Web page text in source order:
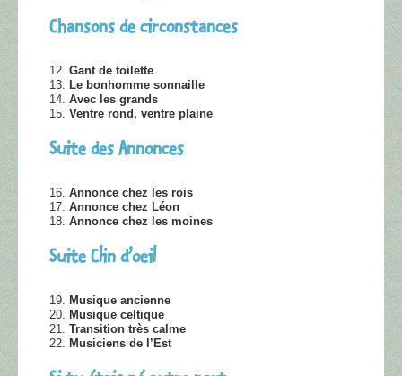
Chansons de circonstances
12. Gant de toilette
13. Le bonhomme sonnaille
14. Avec les grands
15. Ventre rond, ventre plaine
Suite des Annonces
16. Annonce chez les rois
17. Annonce chez Léon
18. Annonce chez les moines
Suite Clin d’oeil
19. Musique ancienne
20. Musique celtique
21. Transition très calme
22. Musiciens de l’Est